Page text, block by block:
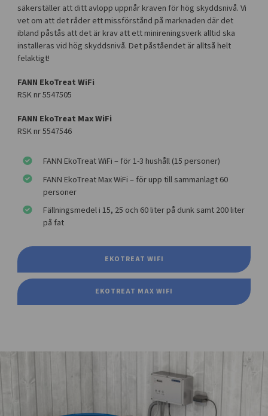
säkerställer att ditt avlopp uppnår kraven för hög skyddsnivå. Vi
vet om att det råder ett missförstånd på marknaden där det
ibland påstås att det är krav att ett minireningsverk alltid ska
installeras vid hög skyddsnivå. Det påståendet är alltså helt
felaktigt!
FANN EkoTreat WiFi
RSK nr 5547505
FANN EkoTreat Max WiFi
RSK nr 5547546
FANN EkoTreat WiFi – för 1-3 hushåll (15 personer)
FANN EkoTreat Max WiFi – för upp till sammanlagt 60
personer
Fällningsmedel i 15, 25 och 60 liter på dunk samt 200 liter
på fat
EKOTREAT WIFI
EKOTREAT MAX WIFI